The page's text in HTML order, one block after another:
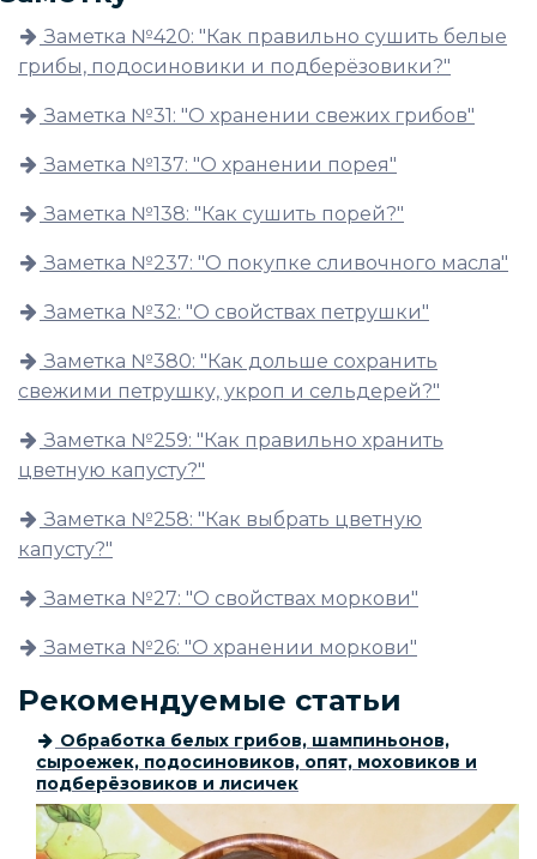
Заметка №420: "Как правильно сушить белые
грибы, подосиновики и подберёзовики?"
Заметка №31: "О хранении свежих грибов"
Заметка №137: "О хранении порея"
Заметка №138: "Как сушить порей?"
Заметка №237: "О покупке сливочного масла"
Заметка №32: "О свойствах петрушки"
Заметка №380: "Как дольше сохранить
свежими петрушку, укроп и сельдерей?"
Заметка №259: "Как правильно хранить
цветную капусту?"
Заметка №258: "Как выбрать цветную
капусту?"
Заметка №27: "О свойствах моркови"
Заметка №26: "О хранении моркови"
Рекомендуемые статьи
Обработка белых грибов, шампиньонов,
сыроежек, подосиновиков, опят, моховиков и
подберёзовиков и лисичек